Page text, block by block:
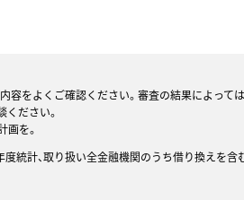
をよくご確認ください。審査の結果によって
ださい。
画を。
統計、取り扱い全金融機関のうち借り換えを含